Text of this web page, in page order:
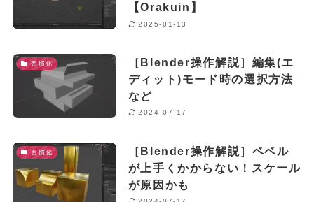
【Orakuin】
2025-01-13
習慣化
［Blender操作解説］編集(エ
ディット)モード時の選択方法
など
2024-07-17
習慣化
［Blender操作解説］ベベル
が上手くかからない！スケール
が原因かも